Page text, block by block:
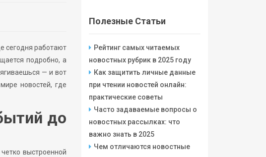
сегодня работают
подробно, а
— и вот
новостей, где
до
выстроенной
Полезные Статьи
Рейтинг самых читаемых
новостных рубрик в 2025 году
Как защитить личные данные
при чтении новостей онлайн:
практические советы
Часто задаваемые вопросы о
новостных рассылках: что
важно знать в 2025
Чем отличаются новостные